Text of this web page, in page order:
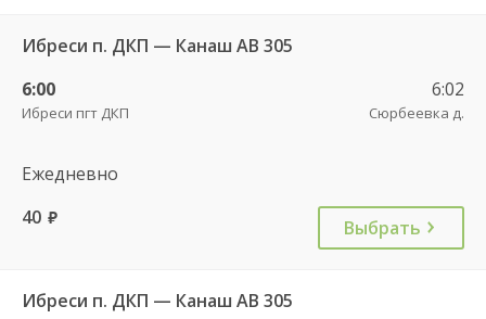
Ибреси п. ДКП — Канаш АВ 305
6:00
Ибреси пгт ДКП
6:02
Сюрбеевка д.
Ежедневно
40 руб. Выбрать
Ибреси п. ДКП — Канаш АВ 305